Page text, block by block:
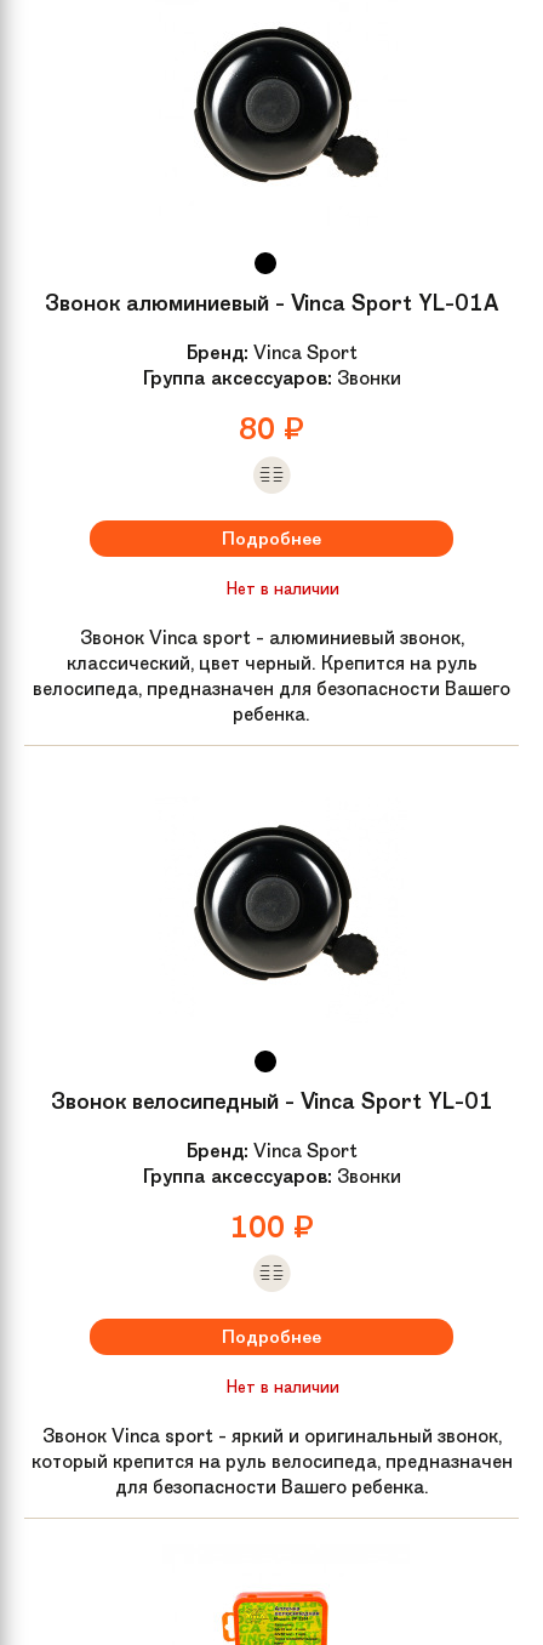
Звонок алюминиевый - Vinca Sport YL-01A
Бренд: Vinca Sport
Группа аксессуаров: Звонки
80 ₽
Подробнее
Нет в наличии
Звонок Vinca sport - алюминиевый звонок,
классический, цвет черный. Крепится на руль
велосипеда, предназначен для безопасности Вашего
ребенка.
Звонок велосипедный - Vinca Sport YL-01
Бренд: Vinca Sport
Группа аксессуаров: Звонки
100 ₽
Подробнее
Нет в наличии
Звонок Vinca sport - яркий и оригинальный звонок,
который крепится на руль велосипеда, предназначен
для безопасности Вашего ребенка.